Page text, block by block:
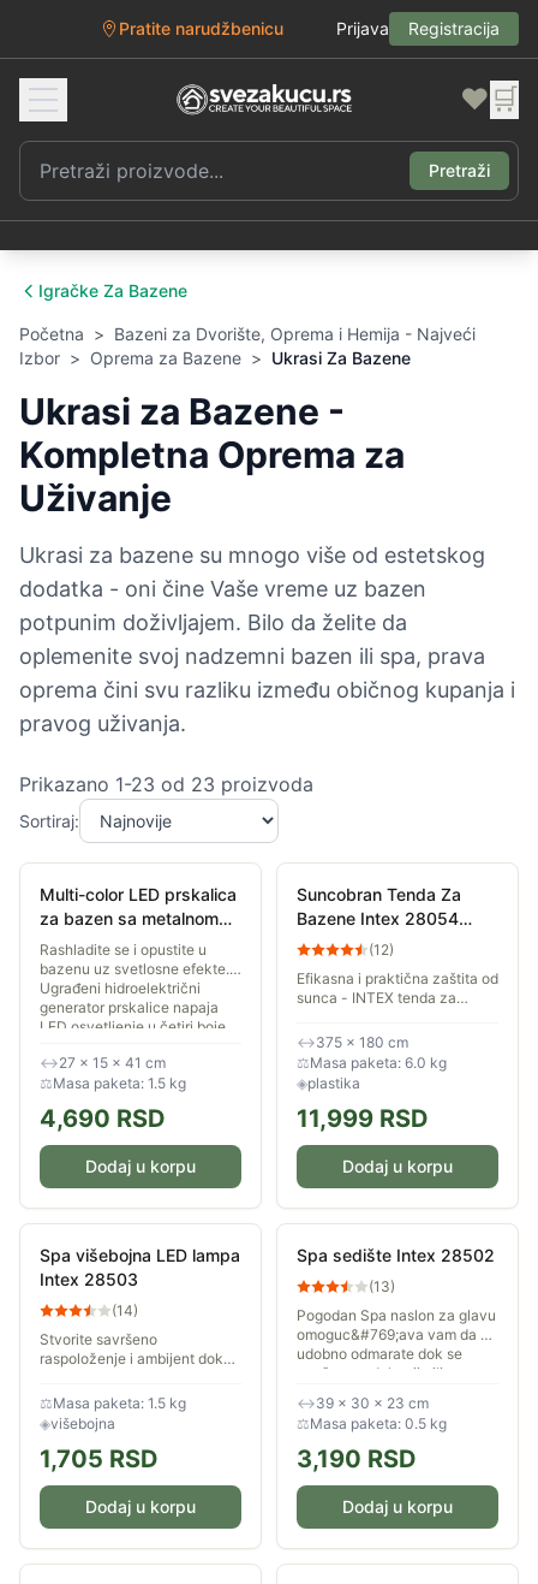
Pratite narudžbenicu Prijava Registracija
❤️ 🛒
Pretraži
Igračke Za Bazene
Početna > Bazeni za Dvorište, Oprema i Hemija - Najveći
Izbor > Oprema za Bazene > Ukrasi Za Bazene
Ukrasi za Bazene -
Kompletna Oprema za
Uživanje
Ukrasi za bazene su mnogo više od estetskog
dodatka - oni čine Vaše vreme uz bazen
potpunim doživljajem. Bilo da želite da
oplemenite svoj nadzemni bazen ili spa, prava
oprema čini svu razliku između običnog kupanja i
pravog uživanja.
Prikazano 1-23 od 23 proizvoda
Sortiraj:
Multi-color LED prskalica
za bazen sa metalnom
konstrukcijom Intex
28089
Rashladite se i opustite u
bazenu uz svetlosne efekte.
Ugrađeni hidroelektrični
generator prskalice napaja
LED osvetljenje u četiri boje
↔27 × 15 × 41 cm
⚖Masa paketa: 1.5 kg
4,690 RSD
Dodaj u korpu
Suncobran Tenda Za
Bazene Intex 28054
Nadstrešnica Za Bazen
(12)
Efikasna i praktična zaštita od
sunca - INTEX tenda za
izdržljivog i vodootpornog
materijala koji efikasno štiti
od štetnog UV...
↔375 × 180 cm
⚖Masa paketa: 6.0 kg
◈plastika
11,999 RSD
Dodaj u korpu
Spa višebojna LED lampa
Intex 28503
(14)
Stvorite savršeno
raspoloženje i ambijent dok
bazenu.
⚖Masa paketa: 1.5 kg
◈višebojna
1,705 RSD
Dodaj u korpu
Spa sedište Intex 28502
(13)
Pogodan Spa naslon za glavu
omoguc&#769;ava vam da se
udobno odmarate dok se
opuštate u đakuziju ili
↔39 × 30 × 23 cm
⚖Masa paketa: 0.5 kg
3,190 RSD
Dodaj u korpu